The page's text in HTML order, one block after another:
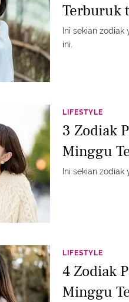
Terburuk
Ini sekian
ini.
LIFESTYLE
3 Zodiak
Minggu
Ini sekian
LIFESTYLE
4 Zodiak
Minggu